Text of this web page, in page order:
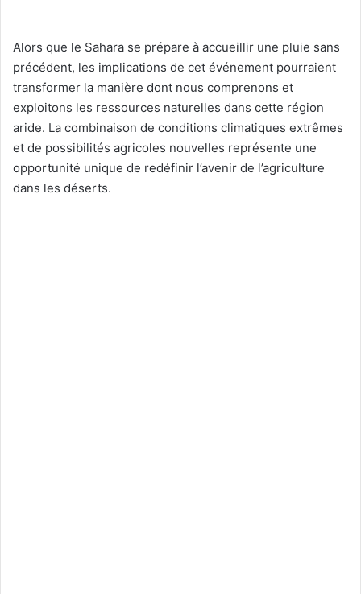
Alors que le Sahara se prépare à accueillir une pluie sans
précédent, les implications de cet événement pourraient
transformer la manière dont nous comprenons et
exploitons les ressources naturelles dans cette région
aride. La combinaison de conditions climatiques extrêmes
et de possibilités agricoles nouvelles représente une
opportunité unique de redéfinir l’avenir de l’agriculture
dans les déserts.